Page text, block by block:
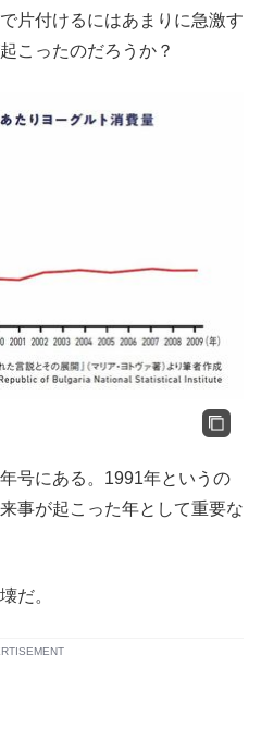
片付けるにはあまりに急激す
こったのだろうか？
号にある。1991年というの
事が起こった年として重要な
だ。